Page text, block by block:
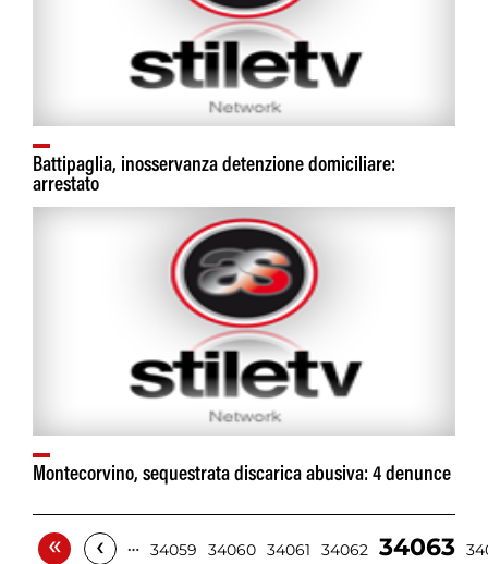
Battipaglia, inosservanza detenzione domiciliare:
arrestato
Montecorvino, sequestrata discarica abusiva: 4 denunce
« ‹ … 34059 34060 34061 34062 34063